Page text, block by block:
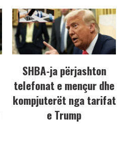
SHBA-ja përjashton
telefonat e mençur dhe
kompjuterët nga tarifat
e Trump